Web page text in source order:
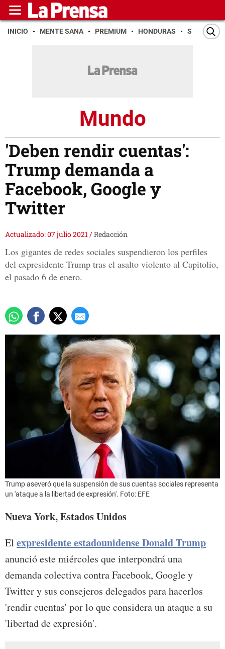
INICIO MENTE SANA PREMIUM HONDURAS SAN PEDRO
Mundo
'Deben rendir cuentas':
Trump demanda a
Facebook, Google y
Twitter
Actualizado: 07 julio 2021/Redacción
Los gigantes de redes sociales suspendieron los perfiles
del expresidente Trump tras el asalto violento al Capitolio,
el pasado 6 de enero.
Trump aseveró que la suspensión de sus cuentas sociales representa
un 'ataque a la libertad de expresión'. Foto: EFE
Nueva York, Estados Unidos
El expresidente estadounidense Donald Trump
anunció este miércoles que interpondrá una
demanda colectiva contra Facebook, Google y
Twitter y sus consejeros delegados para hacerlos
'rendir cuentas' por lo que considera un ataque a su
'libertad de expresión'.